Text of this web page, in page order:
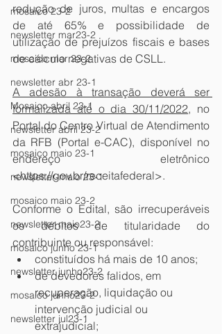
mosaico 23-2
newsletter mar23-2
mosaico mar 23-2
newsletter abr 23-1
Mosaico abril 23-1
newsletter abril 23-2
mosaico maio 23-1
newsletter-maio 23-1
mosaico maio 23-2
newsletter maio23-2
mosaico junho 23-1
newsletter junho23-2
mosaico junho23-2
newsletter jul23-1
redução de juros, multas e encargos
de até 65% e possibilidade de
utilização de prejuízos fiscais e bases
de cálculo negativas de CSLL.
A adesão à transação deverá ser
formalizada até o dia 30/11/2022, no
Portal do Centro Virtual de Atendimento
da RFB (Portal e-CAC), disponível no
endereço eletrônico
<https://gov.br/receitafederal>.
Conforme o Edital, são irrecuperáveis
os débitos de titularidade do
contribuinte ou responsável:
constituídos há mais de 10 anos;
de devedores falidos, em
recuperação, liquidação ou
intervenção judicial ou
extrajudicial;